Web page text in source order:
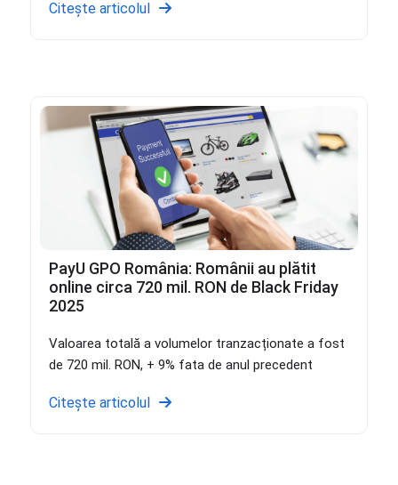
Citește articolul
PayU GPO România: Românii au plătit
online circa 720 mil. RON de Black Friday
2025
Valoarea totală a volumelor tranzacționate a fost
de 720 mil. RON, + 9% fata de anul precedent
Citește articolul